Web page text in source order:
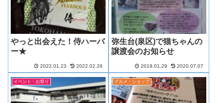
やっと出会えた！侍ハーバ
ー★
2022.01.23 2022.02.26
弥生台(泉区)で猫ちゃんの
譲渡会のお知らせ
2019.01.29 2020.07.07
イベント・お祭り グルメ・ショップ